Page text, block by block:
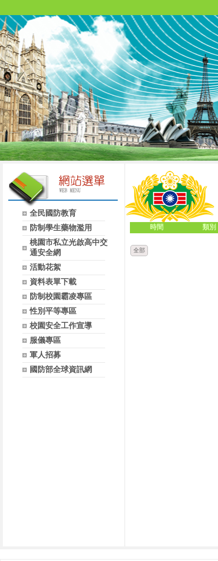
全民國防教育
防制學生藥物濫用
桃園市私立光啟高中交
通安全網
活動花絮
資料表單下載
防制校園霸凌專區
性別平等專區
校園安全工作宣導
服儀專區
軍人招募
國防部全球資訊網
時間 類別
全部